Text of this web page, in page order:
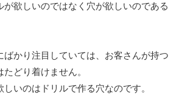
が欲しいのではなく穴が欲しいのである
ばかり注目していては、お客さんが持つ
どり着けません。
いのはドリルで作る穴なのです。